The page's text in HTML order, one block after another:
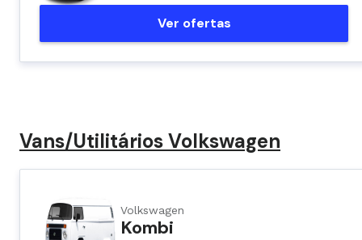
Ver ofertas
Vans/Utilitários Volkswagen
Volkswagen
Kombi